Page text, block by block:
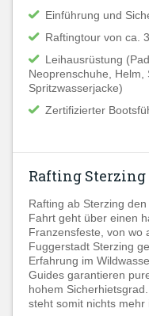
Einführung und
Raftingtour von ca.
Leihausrüstung
Neoprenschuhe, Helm,
Spritzwasserjacke)
Zertifizierter
Rafting Sterzing
Rafting ab Sterzing
Fahrt geht über einen
Franzensfeste, von wo
Fuggerstadt Sterzing
Erfahrung im
Guides garantieren
hohem
steht somit nichts mehr